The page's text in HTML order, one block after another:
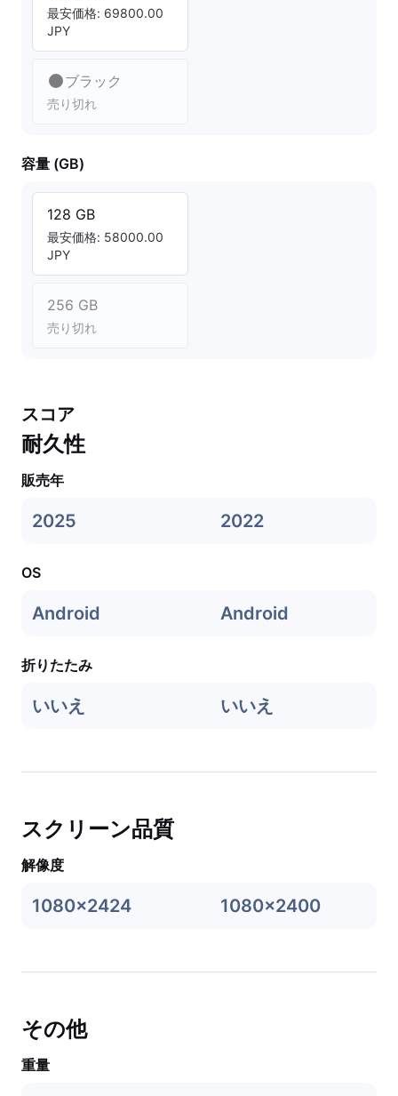
最安価格: 69800.00
JPY
ブラック
売り切れ
容量 (GB)
128 GB
最安価格: 58000.00
JPY
256 GB
売り切れ
スコア
耐久性
販売年
2025 2022
OS
Android Android
折りたたみ
いいえ いいえ
スクリーン品質
解像度
1080x2424 1080x2400
その他
重量